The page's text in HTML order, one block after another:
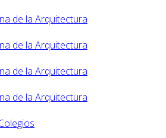
de la Arquitectura
de la Arquitectura
de la Arquitectura
de la Arquitectura